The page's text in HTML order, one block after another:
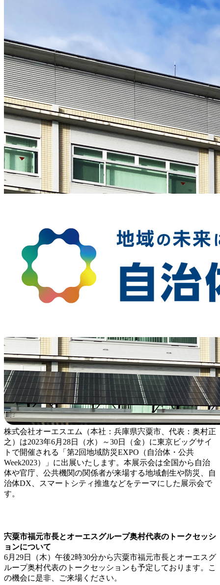
株式会社オーエスエム（本社：兵庫県宍粟市、代表：奥村正
之）は2023年6月28日（水）～30日（金）に東京ビッグサイ
トで開催される「第2回地域防災EXPO（自治体・公共
Week2023）」に出展いたします。本展示会は全国から自治
体や官庁、公共機関の関係者が来場する地域創生や防災、自
治体DX、スマートシティ推進などをテーマにした展示会で
す。
宍粟市福元市長とオーエスグループ奥村代表のトークセッシ
ョンについて
6月29日（木）午後2時30分から宍粟市福元市長とオーエスグ
ループ奥村代表のトークセッションも予定しております。こ
の機会に是非、ご来場ください。